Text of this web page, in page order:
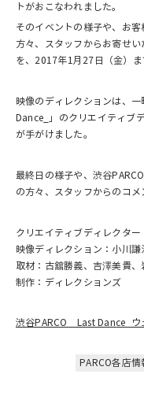
トがおこなわれました。
そのイベントの様子や、お
方々、スタッフからお寄せ
を、2017年1月27日（金）ま
映像のディレクションは、
Dance_」のクリエイティブ
が手がけました。
最終日の様子や、渋谷
の方々、スタッフからのコメ
クリエイティブディレクター
映像ディレクション：小川謙
取材：古舘勝義、吉澤美貴、
制作：ディレクションズ
渋谷PARCO Last Dance_ウ
PARCO各店